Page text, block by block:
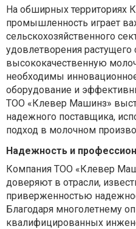
На обширных территориях
промышленность играет
сельскохозяйственного
удовлетворения растущего
высококачественную
необходимы
оборудование и
ТОО «Клевер Машинз»
надежного поставщика,
подход в молочном
Надежность и
Компания ТОО «Клевер
доверяют в отрасли,
приверженностью
Благодаря многолетнему
квалифицированных